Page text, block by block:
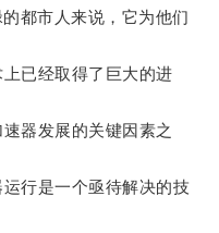
都市人来说，它为他们
已经取得了巨大的进
器发展的关键因素之
行是一个亟待解决的技